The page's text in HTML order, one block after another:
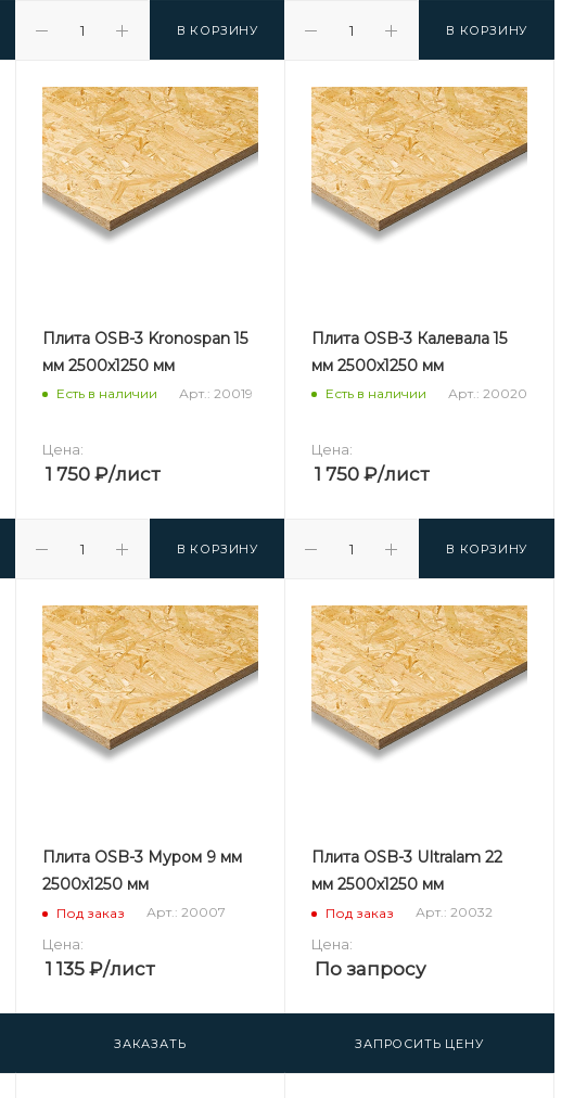
В КОРЗИНУ В КОРЗИНУ
Плита OSB-3 Kronospan 15
мм 2500х1250 мм
Есть в наличии Арт.: 20019
Цена:
1 750₽/лист
В КОРЗИНУ
Плита OSB-3 Калевала 15
мм 2500х1250 мм
Есть в наличии Арт.: 20020
Цена:
1 750₽/лист
В КОРЗИНУ
Плита OSB-3 Муром 9 мм
2500х1250 мм
Под заказ Арт.: 20007
Цена:
1 135₽/лист
ЗАКАЗАТЬ
Плита OSB-3 Ultralam 22
мм 2500х1250 мм
Под заказ Арт.: 20032
Цена:
По запросу
ЗАПРОСИТЬ ЦЕНУ